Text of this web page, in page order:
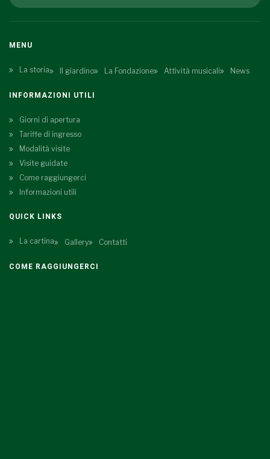
MENU
La storia Il giardino La Fondazione Attività musicali News
INFORMAZIONI UTILI
Giorni di apertura
Tariffe di ingresso
Modalità visite
Visite guidate
Come raggiungerci
Informazioni utili
QUICK LINKS
La cartina Gallery Contatti
COME RAGGIUNGERCI